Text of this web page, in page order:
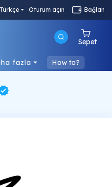
Türkçe Oturum açın Bağlan
Sepet
fazla How to?